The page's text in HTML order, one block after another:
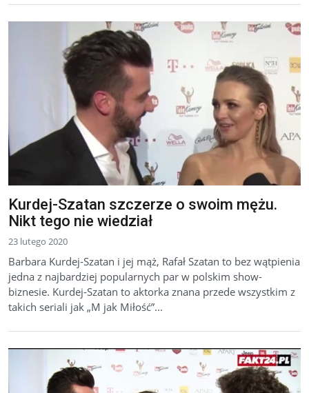
Kurdej-Szatan szczerze o swoim mężu.
Nikt tego nie wiedział
23 lutego 2020
Barbara Kurdej-Szatan i jej mąż, Rafał Szatan to bez wątpienia
jedna z najbardziej popularnych par w polskim show-
biznesie. Kurdej-Szatan to aktorka znana przede wszystkim z
takich seriali jak „M jak Miłość”...